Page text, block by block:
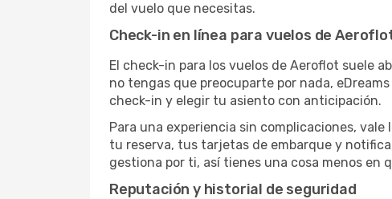
del vuelo que necesitas.
Check-in en línea para vuelos de
El check-in para los vuelos de Aeroflot suele
no tengas que preocuparte por nada,
check-in y elegir tu asiento con anticipación.
Para una experiencia sin complicaciones,
tu reserva, tus tarjetas de embarque y
gestiona por ti, así tienes una cosa menos en
Reputación y historial de seguridad